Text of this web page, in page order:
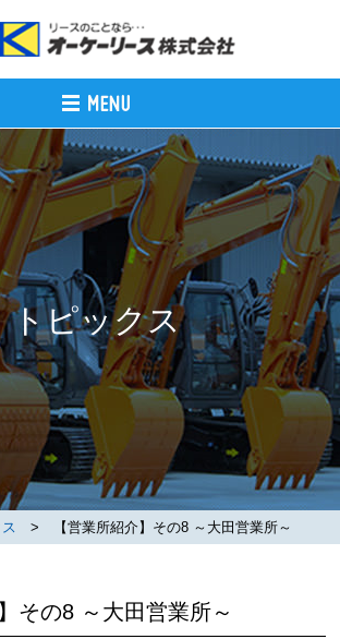
トピックス
> 【営業所紹介】その8 ～大田営業所～
その8 ～大田営業所～